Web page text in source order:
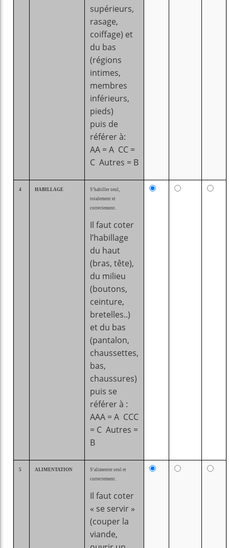
supérieurs,
rasage,
coiffage) et
du bas
(régions
intimes,
membres
inférieurs,
pieds)
puis de
référer à:
AA = A CC =
C Autres = B
4 HABILLAGE
S’habiller seul,
totalement et
correctement.
Il faut coter
l’habillage
du haut
(bras, tête),
du milieu
(boutons,
ceinture,
bretelles..)
et du bas
(pantalon,
chaussettes,
bas,
chaussures)
puis se
référer à :
AAA = A CCC
= C Autres =
B
5 ALIMENTATION
S’alimenter seul et
correctement.
Il faut coter
« se servir »
(couper la
viande,